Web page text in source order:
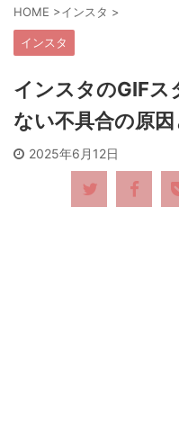
HOME >インスタ >
インスタ
インスタのGIFス
ない不具合の原
2025年6月12日